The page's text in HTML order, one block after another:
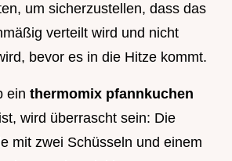
um sicherzustellen, dass das
verteilt wird und nicht
bevor es in die Hitze kommt.
ein thermomix pfannkuchen
wird überrascht sein: Die
mit zwei Schüsseln und einem